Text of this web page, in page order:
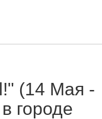
(14 Мая -
городе